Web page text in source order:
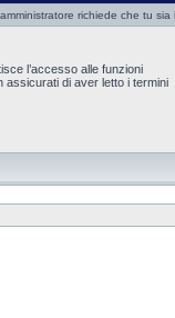
richiede che tu
l’accesso alle funzioni
assicurati di aver letto i termini